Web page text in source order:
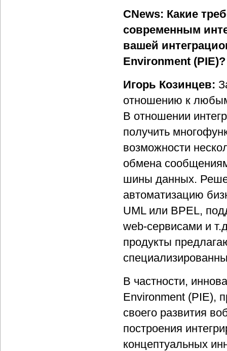
CNews: Какие
современным
вашей
Environment (PIE)?
Игорь Козинцев:
отношению к любым
В отношении
получить
возможности
обмена
шины данных.
автоматизацию
UML или BPEL,
web-сервисами и
продукты
В частности,
Environment (PIE),
своего развития
построения
концептуальных